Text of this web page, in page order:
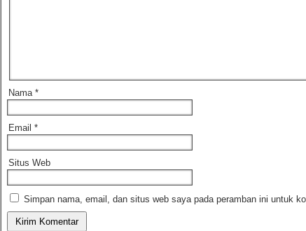
Nama *
Email *
Situs Web
Simpan nama, email, dan situs web saya pada peramban ini untuk